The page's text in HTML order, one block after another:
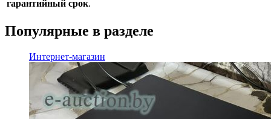
гарантийный срок.
Популярные в разделе
Интернет-магазин